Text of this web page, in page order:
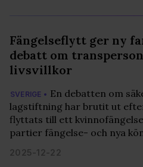
Fängelseflytt ger ny
debatt om
livsvillkor
SVERIGE • En debatten om
lagstiftning har brutit ut
flyttats till ett
partier fängelse- och nya
2025-12-22